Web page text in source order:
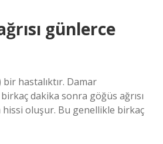
günlerce
hastalıktır. Damar
dakika sonra göğüs ağrısı
hissi oluşur. Bu genellikle birkaç